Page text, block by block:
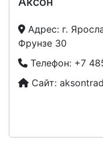
Адрес: г.
Фрунзе 30
Телефон: +7
Сайт: